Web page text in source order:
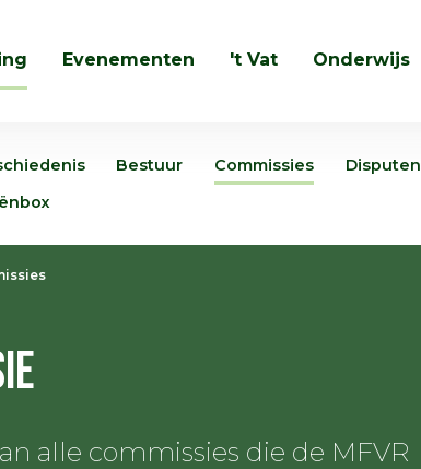
Evenementen 't Vat Onderwijs
alle commissies die de MFVR
Bestuur Commissies Disputen